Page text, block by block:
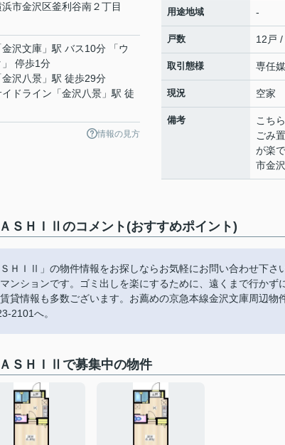
浜市金沢区釜利谷南２丁目
金沢文庫 」駅 バス10分 「ウ
」 停歩1分
金沢八景 」駅 徒歩29分
ドライン 「金沢八景 」駅 徒
情報の見方
用途地域 -
戸数 12戸 /
取引態様 専任
現況 空家
備考
こち
ごみ
が楽
市金
ＳＨＩⅡのコメント(おすすめポイント)
ＨＩⅡ」の物件情報をお探しならお気軽にお問い合わせ下さ
ンションです。ゴミ出しを楽にするために、遠くまで行かず
貸情報も多数ございます。お薦めの京急本線金沢文庫周辺物
2101へ。
ＳＨＩⅡで募集中の物件